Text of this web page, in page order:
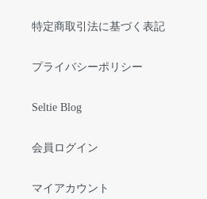
特定商取引法に基づく表記
プライバシーポリシー
Seltie Blog
会員ログイン
マイアカウント